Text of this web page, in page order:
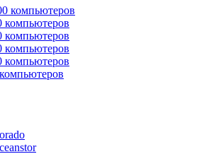
компьютеров
компьютеров
компьютеров
компьютеров
компьютеров